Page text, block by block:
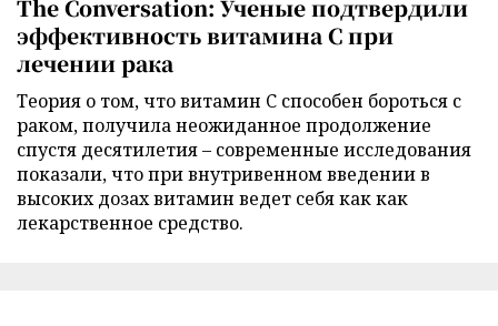
The Conversation: Ученые подтвердили
эффективность витамина C при
лечении рака
Теория о том, что витамин C способен бороться с
раком, получила неожиданное продолжение
спустя десятилетия – современные исследования
показали, что при внутривенном введении в
высоких дозах витамин ведет себя как как
лекарственное средство.